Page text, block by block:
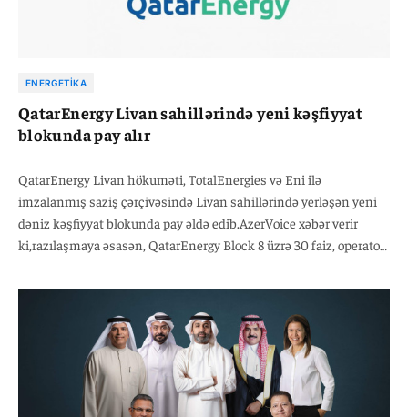
ENERGETIKA
QatarEnergy Livan sahillərində yeni kəşfiyyat
blokunda pay alır
QatarEnergy Livan hökuməti, TotalEnergies və Eni ilə
imzalanmış saziş çərçivəsində Livan sahillərində yerləşən yeni
dəniz kəşfiyyat blokunda pay əldə edib.AzerVoice xəbər verir
ki,razılaşmaya əsasən, QatarEnergy Block 8 üzrə 30 faiz, operator